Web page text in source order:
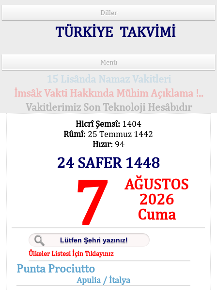
Diller
TÜRKİYE TAKVİMİ
Menü
15 Lisânda Namaz Vakitleri
İmsâk Vakti Hakkında Mühim Açıklama !..
Vakitlerimiz Son Teknoloji Hesâbıdır
Hicrî Şemsî: 1404
Rûmî: 25 Temmuz 1442
Hızır: 94
24 SAFER 1448
7
AĞUSTOS
2026
Cuma
Ülkeler Listesi İçin Tıklayınız
Punta Prociutto
Apulia / İtalya